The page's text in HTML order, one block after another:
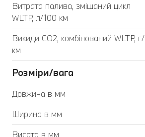
Витрата палива, змішаний цикл
WLTP, л/100 км
Викиди CO2, комбінований WLTP, г/
км
Розміри/вага
Довжина в мм
Ширина в мм
Висота в мм